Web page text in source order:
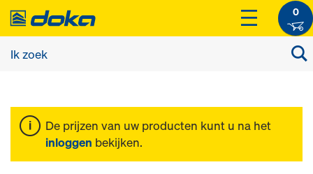
0
De prijzen van uw producten kunt u na het
inloggen bekijken.